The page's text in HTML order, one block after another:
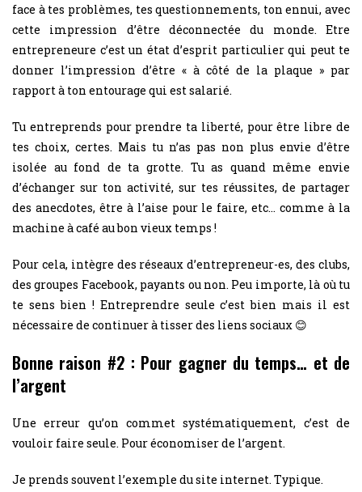
face à tes problèmes, tes questionnements, ton ennui, avec
cette impression d’être déconnectée du monde. Etre
entrepreneure c’est un état d’esprit particulier qui peut te
donner l’impression d’être « à côté de la plaque » par
rapport à ton entourage qui est salarié.
Tu entreprends pour prendre ta liberté, pour être libre de
tes choix, certes. Mais tu n’as pas non plus envie d’être
isolée au fond de ta grotte. Tu as quand même envie
d’échanger sur ton activité, sur tes réussites, de partager
des anecdotes, être à l’aise pour le faire, etc… comme à la
machine à café au bon vieux temps !
Pour cela, intègre des réseaux d’entrepreneur-es, des clubs,
des groupes Facebook, payants ou non. Peu importe, là où tu
te sens bien ! Entreprendre seule c’est bien mais il est
nécessaire de continuer à tisser des liens sociaux 😊
Bonne raison #2 : Pour gagner du temps… et de
l’argent
Une erreur qu’on commet systématiquement, c’est de
vouloir faire seule. Pour économiser de l’argent.
Je prends souvent l’exemple du site internet. Typique.